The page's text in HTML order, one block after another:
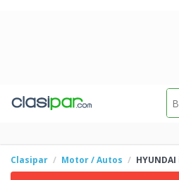
Clasipar Motor / Autos HYUNDAI